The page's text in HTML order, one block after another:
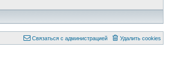
Удалить cookies
Связаться с администрацией